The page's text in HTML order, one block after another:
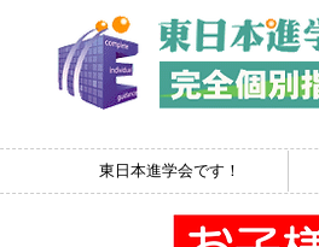
東日本進学会です！